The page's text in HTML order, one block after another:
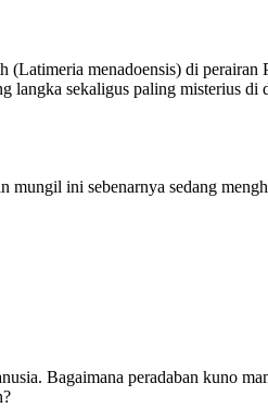
menadoensis) di perairan
langka sekaligus paling misterius di
ini sebenarnya sedang
Bagaimana peradaban kuno